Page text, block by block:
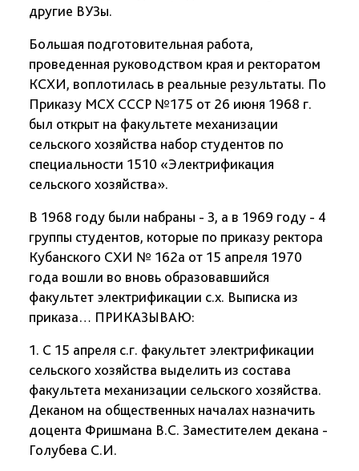
другие ВУЗы.
Большая подготовительная работа,
проведенная руководством края и ректоратом
КСХИ, воплотилась в реальные результаты. По
Приказу МСХ СССР №175 от 26 июня 1968 г.
был открыт на факультете механизации
сельского хозяйства набор студентов по
специальности 1510 «Электрификация
сельского хозяйства».
В 1968 году были набраны - 3, а в 1969 году - 4
группы студентов, которые по приказу ректора
Кубанского СХИ № 162а от 15 апреля 1970
года вошли во вновь образовавшийся
факультет электрификации с.х. Выписка из
приказа… ПРИКАЗЫВАЮ:
1. С 15 апреля с.г. факультет электрификации
сельского хозяйства выделить из состава
факультета механизации сельского хозяйства.
Деканом на общественных началах назначить
доцента Фришмана В.С. Заместителем декана -
Голубева С.И.